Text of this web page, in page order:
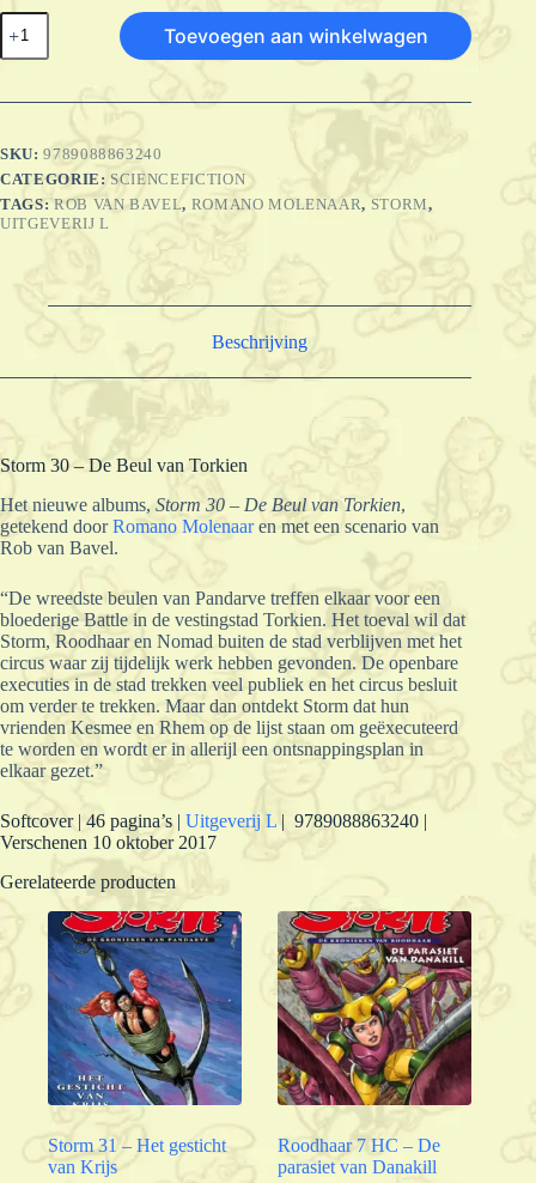
Storm
30
-
Beul
aantal
Toevoegen aan winkelwagen
SKU:9789088863240
CATEGORIE: SCIENCEFICTION
TAGS:ROB VAN BAVEL, ROMANO MOLENAAR, STORM,
UITGEVERIJ L
Beschrijving
Storm 30 – De Beul van Torkien
Het nieuwe albums, Storm 30 – De Beul van Torkien,
getekend doorRomano Molenaaren met een scenario van
Rob van Bavel.
“De wreedste beulen van Pandarve treffen elkaar voor een
bloederige Battle in de vestingstad Torkien. Het toeval wil dat
Storm, Roodhaar en Nomad buiten de stad verblijven met het
circus waar zij tijdelijk werk hebben gevonden. De openbare
executies in de stad trekken veel publiek en het circus besluit
om verder te trekken. Maar dan ontdekt Storm dat hun
vrienden Kesmee en Rhem op de lijst staan om geëxecuteerd
te worden en wordt er in allerijl een ontsnappingsplan in
elkaar gezet.”
Softcover | 46 pagina’s | Uitgeverij L | 9789088863240 |
Verschenen 10 oktober 2017
Gerelateerde producten
Storm 31 – Het gesticht
van Krijs
Roodhaar 7 HC – De
parasiet van Danakill